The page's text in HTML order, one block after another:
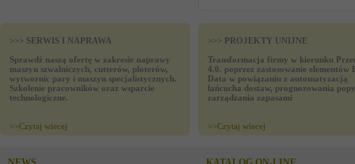
>>> SERWIS I NAPRAWA
Sprawdź naszą ofertę w zakresie naprawy
maszyn szwalniczych, cutterów, ploterów,
wytwornic pary i maszyn specjalistycznych.
Szkolenie pracowników oraz wsparcie
technologiczne.
>>Czytaj wiecej
>>> PROJEKTY UNIJNE
Transformacja firmy w kierunku
4.0. poprzez zastosowanie elementów
Data w powiązaniu z automatyzacją
łańcucha dostaw, prognozowania
zarządzania zapasami
>>Czytaj wiecej